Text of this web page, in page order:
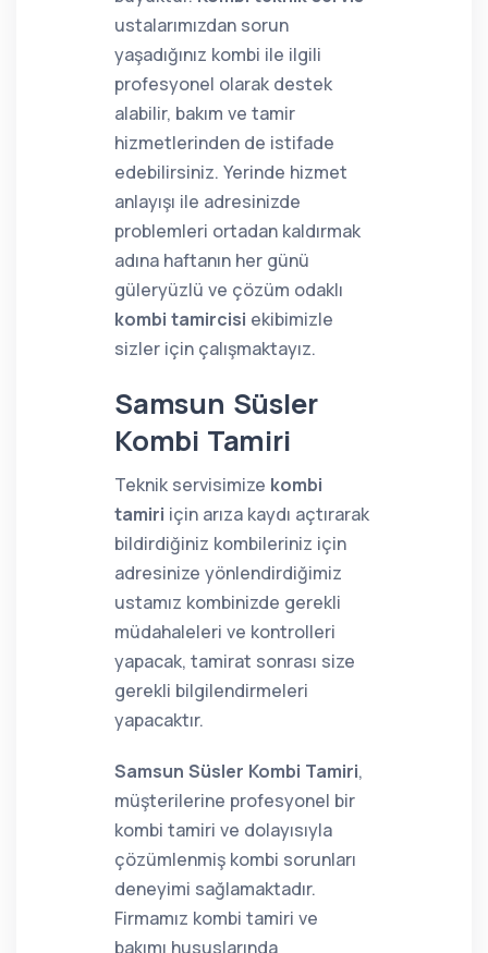
ustalarımızdan sorun
yaşadığınız kombi ile ilgili
profesyonel olarak destek
alabilir, bakım ve tamir
hizmetlerinden de istifade
edebilirsiniz. Yerinde hizmet
anlayışı ile adresinizde
problemleri ortadan kaldırmak
adına haftanın her günü
güleryüzlü ve çözüm odaklı
kombi tamircisi ekibimizle
sizler için çalışmaktayız.
Samsun Süsler
Kombi Tamiri
Teknik servisimize kombi
tamiri için arıza kaydı açtırarak
bildirdiğiniz kombileriniz için
adresinize yönlendirdiğimiz
ustamız kombinizde gerekli
müdahaleleri ve kontrolleri
yapacak, tamirat sonrası size
gerekli bilgilendirmeleri
yapacaktır.
Samsun Süsler Kombi Tamiri,
müşterilerine profesyonel bir
kombi tamiri ve dolayısıyla
çözümlenmiş kombi sorunları
deneyimi sağlamaktadır.
Firmamız kombi tamiri ve
bakımı hususlarında